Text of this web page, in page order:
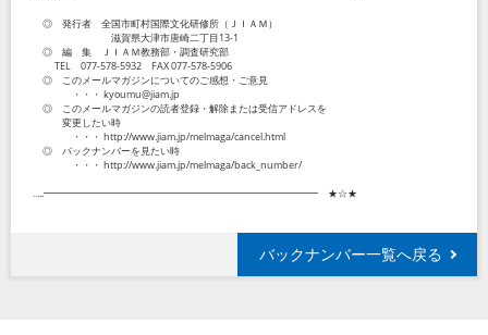
◎ 発行者 全国市町村国際文化研修所（ＪＩＡＭ）
滋賀県大津市唐崎二丁目13-1
◎ 編 集 ＪＩＡＭ教務部・調査研究部
TEL 077-578-5932 FAX 077-578-5906
◎ このメールマガジンについてのご感想・ご意見
・・・ kyoumu@jiam.jp
◎ このメールマガジンの読者登録・解除または受信アドレスを
変更したい時
・・・ http://www.jiam.jp/melmaga/cancel.html
◎ バックナンバーを見たい時
・・・ http://www.jiam.jp/melmaga/back_number/
‥...━━━━━━━━━━━━━━━━━━━━━━━━━━━━ ★☆★
バックナンバー一覧へ戻る